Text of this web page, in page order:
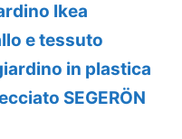
Ikea
e tessuto
in plastica
SEGERÖN